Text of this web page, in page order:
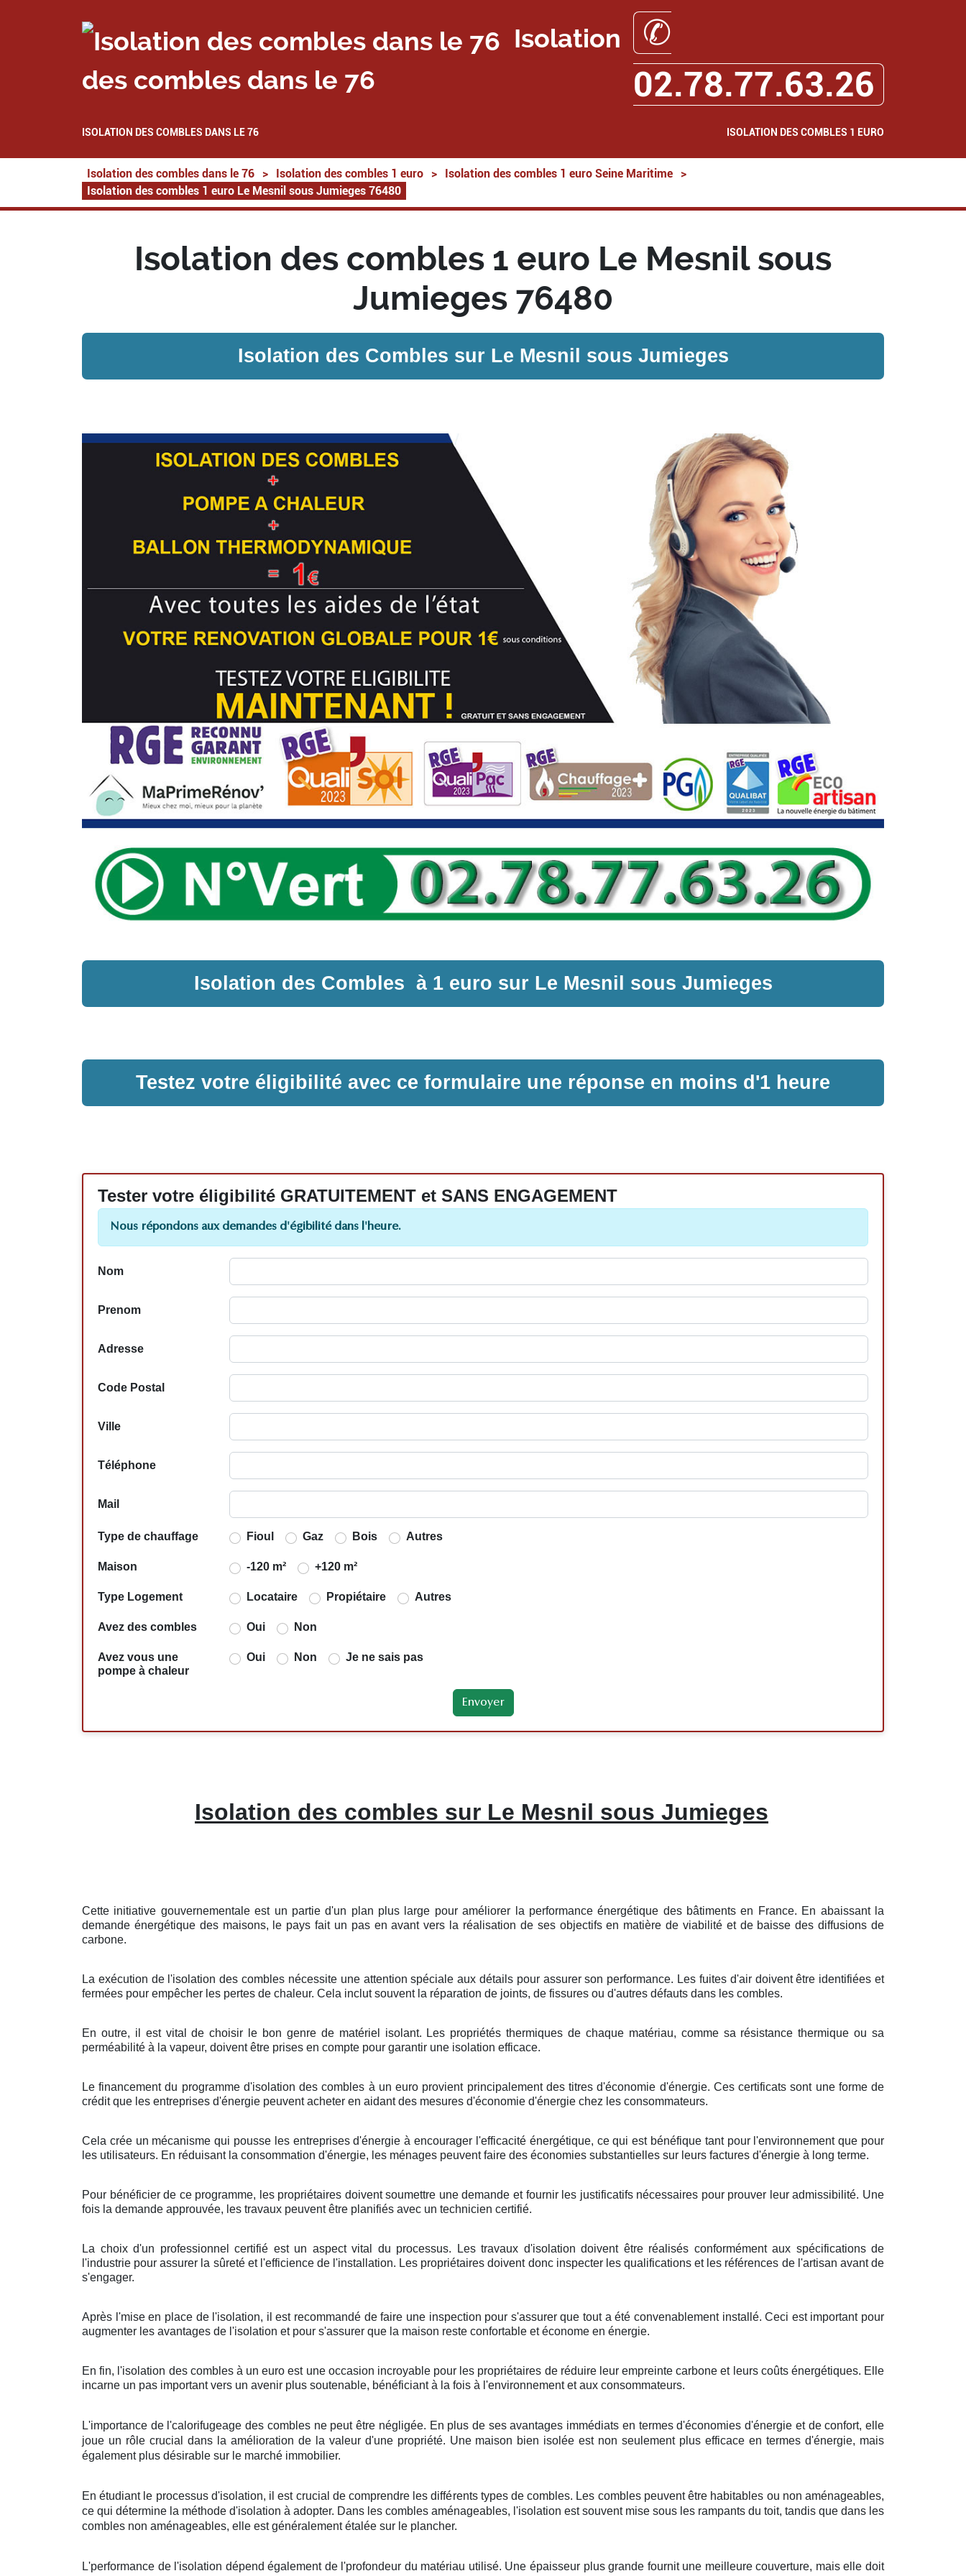
Isolation
des combles dans le 76
✆
02.78.77.63.26
ISOLATION DES COMBLES DANS LE 76 ISOLATION DES COMBLES 1 EURO
Isolation des combles dans le 76 > Isolation des combles 1 euro > Isolation des combles 1 euro Seine Maritime
>
Isolation des combles 1 euro Le Mesnil sous Jumieges 76480
Isolation des combles 1 euro Le Mesnil sous
Jumieges 76480
Isolation des Combles sur Le Mesnil sous Jumieges
Isolation des Combles à 1 euro sur Le Mesnil sous Jumieges
Testez votre éligibilité avec ce formulaire une réponse en moins d'1 heure
Tester votre éligibilité GRATUITEMENT et SANS ENGAGEMENT
Nous répondons aux demandes d'égibilité dans l'heure.
Nom
Prenom
Adresse
Code Postal
Ville
Téléphone
Mail
Type de chauffage Fioul Gaz Bois Autres
Maison -120 m² +120 m²
Type Logement Locataire Propiétaire Autres
Avez des combles Oui Non
Avez vous une
pompe à chaleur
Oui Non Je ne sais pas
Isolation des combles sur Le Mesnil sous Jumieges
Cette initiative gouvernementale est un partie d'un plan plus large pour améliorer la performance énergétique des bâtiments en France. En abaissant la
demande énergétique des maisons, le pays fait un pas en avant vers la réalisation de ses objectifs en matière de viabilité et de baisse des diffusions de
carbone.
La exécution de l'isolation des combles nécessite une attention spéciale aux détails pour assurer son performance. Les fuites d'air doivent être identifiées et
fermées pour empêcher les pertes de chaleur. Cela inclut souvent la réparation de joints, de fissures ou d'autres défauts dans les combles.
En outre, il est vital de choisir le bon genre de matériel isolant. Les propriétés thermiques de chaque matériau, comme sa résistance thermique ou sa
perméabilité à la vapeur, doivent être prises en compte pour garantir une isolation efficace.
Le financement du programme d'isolation des combles à un euro provient principalement des titres d'économie d'énergie. Ces certificats sont une forme de
crédit que les entreprises d'énergie peuvent acheter en aidant des mesures d'économie d'énergie chez les consommateurs.
Cela crée un mécanisme qui pousse les entreprises d'énergie à encourager l'efficacité énergétique, ce qui est bénéfique tant pour l'environnement que pour
les utilisateurs. En réduisant la consommation d'énergie, les ménages peuvent faire des économies substantielles sur leurs factures d'énergie à long terme.
Pour bénéficier de ce programme, les propriétaires doivent soumettre une demande et fournir les justificatifs nécessaires pour prouver leur admissibilité. Une
fois la demande approuvée, les travaux peuvent être planifiés avec un technicien certifié.
La choix d'un professionnel certifié est un aspect vital du processus. Les travaux d'isolation doivent être réalisés conformément aux spécifications de
l'industrie pour assurer la sûreté et l'efficience de l'installation. Les propriétaires doivent donc inspecter les qualifications et les références de l'artisan avant de
s'engager.
Après l'mise en place de l'isolation, il est recommandé de faire une inspection pour s'assurer que tout a été convenablement installé. Ceci est important pour
augmenter les avantages de l'isolation et pour s'assurer que la maison reste confortable et économe en énergie.
En fin, l'isolation des combles à un euro est une occasion incroyable pour les propriétaires de réduire leur empreinte carbone et leurs coûts énergétiques. Elle
incarne un pas important vers un avenir plus soutenable, bénéficiant à la fois à l'environnement et aux consommateurs.
L'importance de l'calorifugeage des combles ne peut être négligée. En plus de ses avantages immédiats en termes d'économies d'énergie et de confort, elle
joue un rôle crucial dans la amélioration de la valeur d'une propriété. Une maison bien isolée est non seulement plus efficace en termes d'énergie, mais
également plus désirable sur le marché immobilier.
En étudiant le processus d'isolation, il est crucial de comprendre les différents types de combles. Les combles peuvent être habitables ou non aménageables,
ce qui détermine la méthode d'isolation à adopter. Dans les combles aménageables, l'isolation est souvent mise sous les rampants du toit, tandis que dans les
combles non aménageables, elle est généralement étalée sur le plancher.
L'performance de l'isolation dépend également de l'profondeur du matériau utilisé. Une épaisseur plus grande fournit une meilleure couverture, mais elle doit